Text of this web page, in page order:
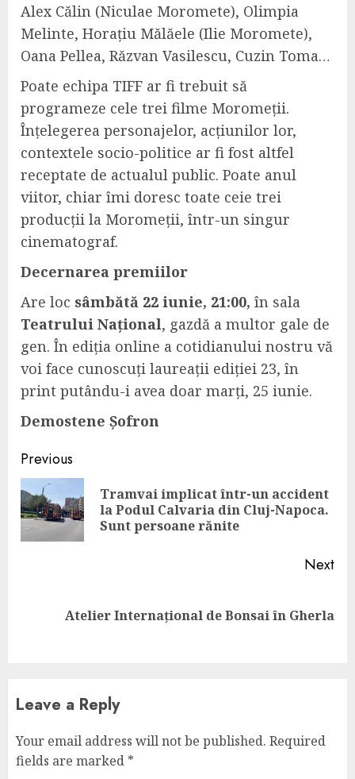
Alex Călin (Niculae Moromete), Olimpia
Melinte, Horațiu Mălăele (Ilie Moromete),
Oana Pellea, Răzvan Vasilescu, Cuzin Toma…
Poate echipa TIFF ar fi trebuit să
programeze cele trei filme Moromeții.
Înțelegerea personajelor, acțiunilor lor,
contextele socio-politice ar fi fost altfel
receptate de actualul public. Poate anul
viitor, chiar îmi doresc toate ceie trei
producții la Moromeții, într-un singur
cinematograf.
Decernarea premiilor
Are loc sâmbătă 22 iunie, 21:00, în sala
Teatrului Național, gazdă a multor gale de
gen. În ediția online a cotidianului nostru vă
voi face cunoscuți laureații ediției 23, în
print putându-i avea doar marți, 25 iunie.
Demostene Șofron
Continue
Reading
Previous
Tramvai implicat într-un accident
la Podul Calvaria din Cluj-Napoca.
Sunt persoane rănite
Next
Atelier Internațional de Bonsai în Gherla
Leave a Reply
Your email address will not be published. Required
fields are marked *